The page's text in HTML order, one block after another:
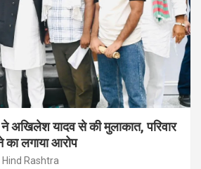
ने अखिलेश यादव से की मुलाकात, परिवार
का लगाया आरोप
Rashtra